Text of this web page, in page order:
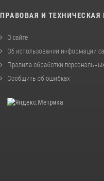
ПРАВОВАЯ И
О сайте
Об использовании информации
Правила обработки
Сообщить об ошибках